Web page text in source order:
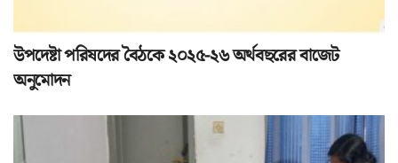
উপদেষ্টা পরিষদের বৈঠকে ২০২৫-২৬ অর্থবছরের বাজেট
অনুমোদন